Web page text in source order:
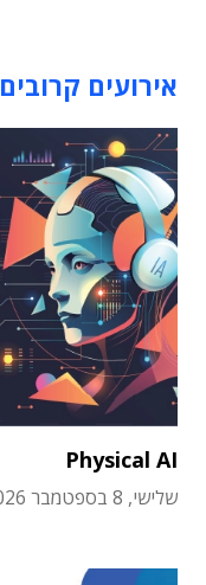
אירועים קרובים
Physical AI
שלישי, 8 בספטמבר 2026